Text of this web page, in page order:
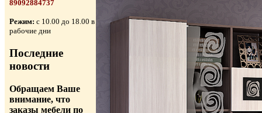
89092884737
Режим: с 10.00 до 18.00 в
рабочие дни
Последние
новости
Обращаем Ваше
внимание, что
заказы мебели по